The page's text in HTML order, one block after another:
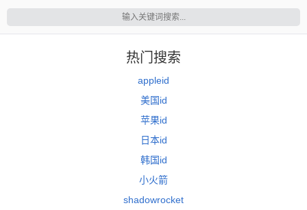
热门搜索
appleid
美国id
苹果id
日本id
韩国id
小火箭
shadowrocket